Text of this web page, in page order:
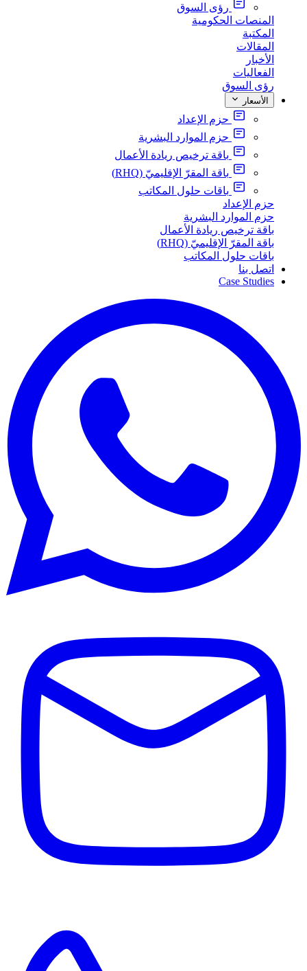
رؤى السوق
المنصات الحكومية
المكتبة
المقالات
الأخبار
الفعاليات
رؤى السوق
الأسعار
حزم الإعداد
حزم الموارد البشرية
باقة ترخيص ريادة الأعمال
باقة المقرّ الإقليميّ (RHQ)
باقات حلول المكاتب
حزم الإعداد
حزم الموارد البشرية
باقة ترخيص ريادة الأعمال
باقة المقرّ الإقليميّ (RHQ)
باقات حلول المكاتب
اتصل بنا
Case Studies